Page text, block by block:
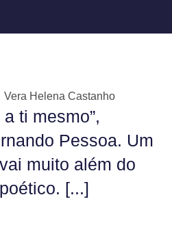
Vera Helena Castanho
ti mesmo”,
Pessoa. Um
muito além do
[...]